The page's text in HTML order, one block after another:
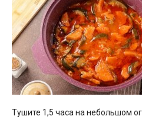
Тушите 1,5 часа на небольшом